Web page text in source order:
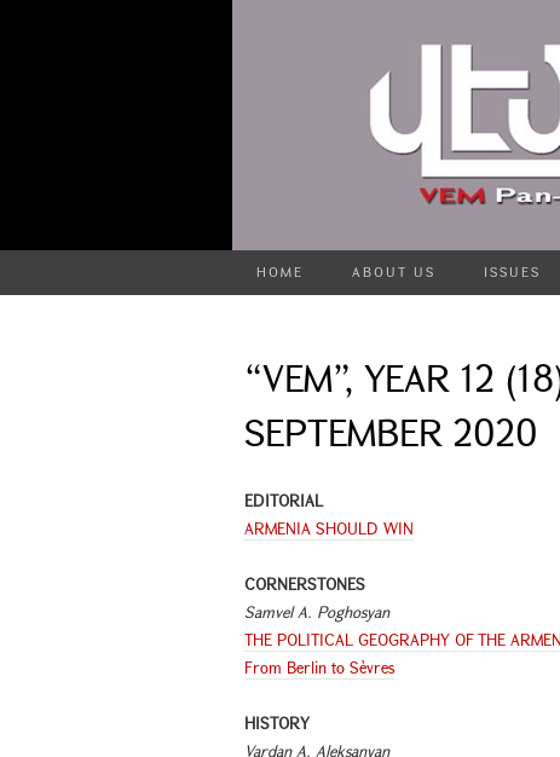
HOME ABOUT US ISSUES
“VEM”, YEAR 12
SEPTEMBER 2020
EDITORIAL
ARMENIA SHOULD WIN
CORNERSTONES
Samvel A. Poghosyan
THE POLITICAL GEOGRAPHY OF THE
From Berlin to Sèvres
HISTORY
Vardan A. Aleksanyan